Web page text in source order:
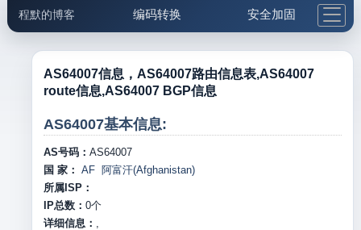
程默的博客 编码转换 安全加固
邮件工具 生活便民 更多工具
5.1支付宝大红包
AS64007信息，AS64007路由信息表,AS64007
route信息,AS64007 BGP信息
AS64007基本信息:
AS号码： AS64007
国 家： AF 阿富汗(Afghanistan)
所属ISP：
IP总数： 0个
详细信息： ,